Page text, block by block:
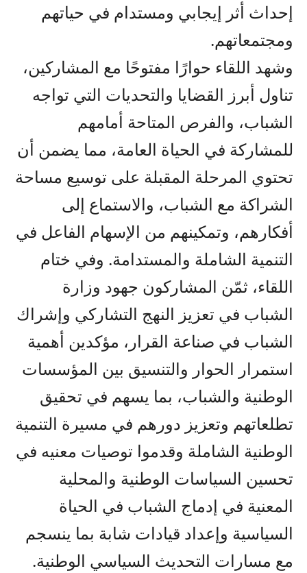
إحداث أثر إيجابي ومستدام في حياتهم
ومجتمعاتهم.
وشهد اللقاء حوارًا مفتوحًا مع المشاركين،
تناول أبرز القضايا والتحديات التي تواجه
الشباب، والفرص المتاحة أمامهم
للمشاركة في الحياة العامة، مما يضمن أن
تحتوي المرحلة المقبلة على توسيع مساحة
الشراكة مع الشباب، والاستماع إلى
أفكارهم، وتمكينهم من الإسهام الفاعل في
التنمية الشاملة والمستدامة. وفي ختام
اللقاء، ثمّن المشاركون جهود وزارة
الشباب في تعزيز النهج التشاركي وإشراك
الشباب في صناعة القرار، مؤكدين أهمية
استمرار الحوار والتنسيق بين المؤسسات
الوطنية والشباب، بما يسهم في تحقيق
تطلعاتهم وتعزيز دورهم في مسيرة التنمية
الوطنية الشاملة وقدموا توصيات معنيه في
تحسين السياسات الوطنية والمحلية
المعنية في إدماج الشباب في الحياة
السياسية وإعداد قيادات شابة بما ينسجم
مع مسارات التحديث السياسي الوطنية.